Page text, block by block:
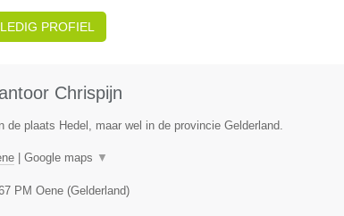
PROFIEL
Chrispijn
de plaats Hedel, maar wel in de provincie Gelderland.
| Google maps ▼
PM Oene(Gelderland)